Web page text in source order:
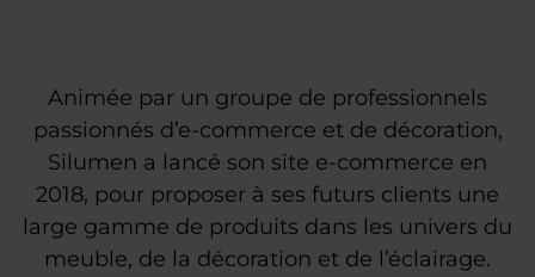
Animée par un groupe de professionnels
passionnés d’e-commerce et de décoration,
Silumen a lancé son site e-commerce en
2018, pour proposer à ses futurs clients une
large gamme de produits dans les univers du
meuble, de la décoration et de l’éclairage.